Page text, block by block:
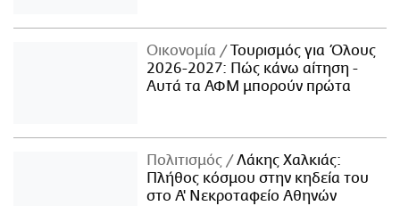
Οικονομία
Τουρισμός για Όλους
2026-2027: Πώς κάνω αίτηση -
Αυτά τα ΑΦΜ μπορούν πρώτα
Πολιτισμός
Λάκης Χαλκιάς:
Πλήθος κόσμου στην κηδεία του
στο Α' Νεκροταφείο Αθηνών